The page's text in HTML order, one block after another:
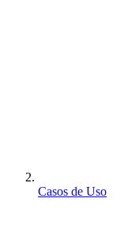
Casos de Uso